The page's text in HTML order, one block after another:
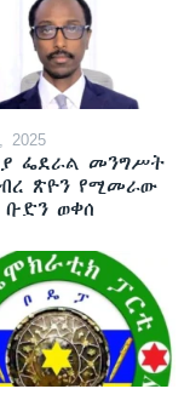
ፌደራል መንግሥት
ጽዮን የሚመራው
ቡድን ወቀሰ